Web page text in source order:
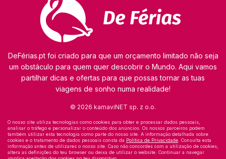
DeFérias.pt foi criado para que um orçamento limitado não seja
um obstáculo para quem quer descobrir o Mundo. Aqui vamos
partilhar dicas e ofertas para que possas tornar as tuas
viagens de sonho numa realidade!
© 2026 kamaviNET sp. z o.o.
O nosso site utiliza tecnologias como cookies para obter e processar dados pessoais,
analisar o tráfego e personalizar o conteúdo dos anúncios. Os nossos parceiros podem
também utilizar esta tecnologia como parte do nosso site. A informação detalhada sobre
cookies e o tratamento de dados pessoais consta da Política de Privacidade . Consulta esta
informação antes de utilizares o nosso site. Caso não concordes com a utilização de cookies,
altera as definições do teu browser ou deixa de utilizar o website. Continuar a navegar